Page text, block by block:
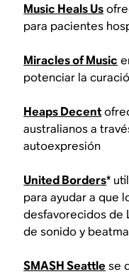
Music Heals Us
para pacientes
Miracles of Music
potenciar la
Heaps Decent
australianos a
autoexpresión
United Borders*
para ayudar a que
desfavorecidos de
de sonido y
SMASH Seattle se